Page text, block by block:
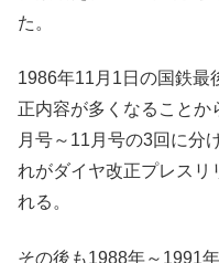
た。
1986年11月1日の国鉄最
正内容が多くなること
月号～11月号の3回に分
れがダイヤ改正プレスリ
れる。
その後も1988年～1991